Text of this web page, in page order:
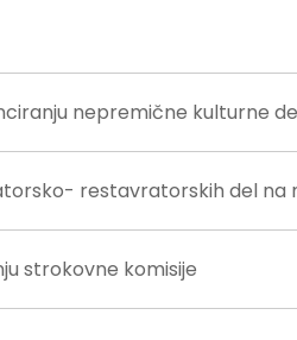
nepremične kulturne
restavratorskih del na
strokovne komisije